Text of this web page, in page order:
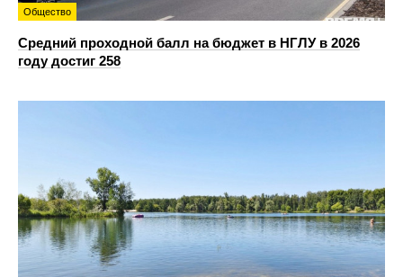
Общество
Средний проходной балл на бюджет в НГЛУ в 2026
году достиг 258